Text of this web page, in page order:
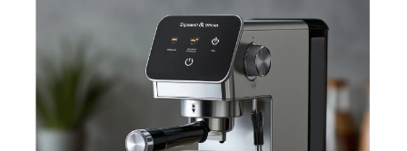
КУПИТЬ В ОДИН КЛИК
Заполните короткую форму —
и мы оформим заказ за вас.
Кофеварка Zigmund & Shtain ZCM-884